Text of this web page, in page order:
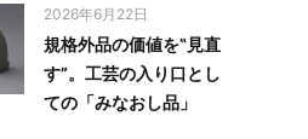
2026年6月22日
規格外品の価値を‟見直
す”。工芸の入り口とし
ての「みなおし品」